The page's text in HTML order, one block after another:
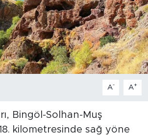
A- A+
Bingöl-Solhan-Muş
kilometresinde sağ yöne
Haberleri